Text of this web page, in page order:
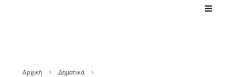
Αρχική
Δημοτικά